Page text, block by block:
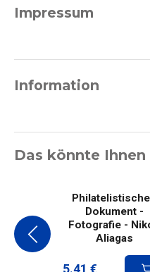
Impressum
Information
Das könnte
Dokument -
Fotografie -
Aliagas